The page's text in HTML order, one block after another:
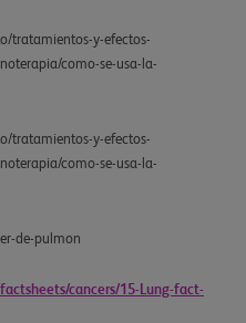
tratamientos-y-efectos-
como-se-usa-la-
tratamientos-y-efectos-
como-se-usa-la-
de-pulmon
cancers/15-Lung-fact-